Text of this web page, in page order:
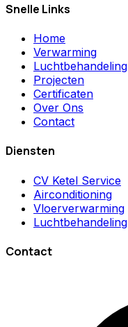
Snelle Links
Home
Verwarming
Luchtbehandeling
Projecten
Certificaten
Over Ons
Contact
Diensten
CV Ketel Service
Airconditioning
Vloerverwarming
Luchtbehandeling
Contact